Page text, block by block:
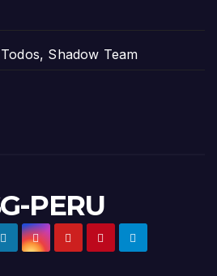
Shadow Team
PERU